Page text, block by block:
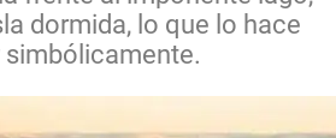
dormida, lo que lo hace
simbólicamente.